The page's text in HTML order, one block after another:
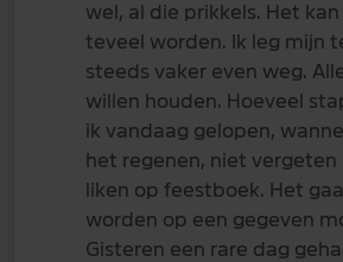
wel, al die prikkels. Het
teveel worden. Ik leg mijn
steeds vaker even weg.
willen houden. Hoeveel
ik vandaag gelopen,
het regenen, niet
liken op feestboek. Het
worden op een gegeven
Gisteren een rare dag